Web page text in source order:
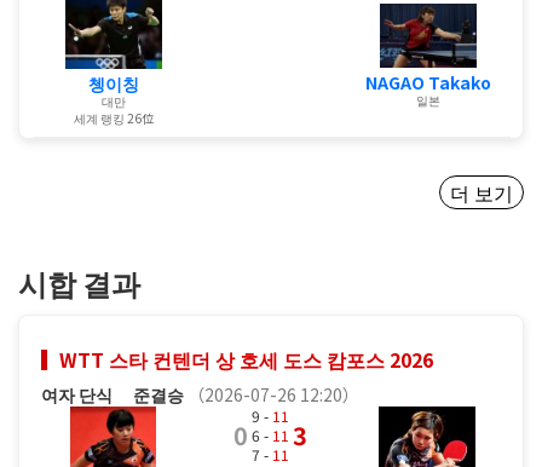
쳉이칭
대만
세계 랭킹 26位
NAGAO Takako
일본
더 보기
시합 결과
WTT 스타 컨텐더 상 호세 도스 캄포스 2026
여자 단식 준결승 （2026-07-26 12:20）
0
9 - 11
6 - 11
7 - 11
3